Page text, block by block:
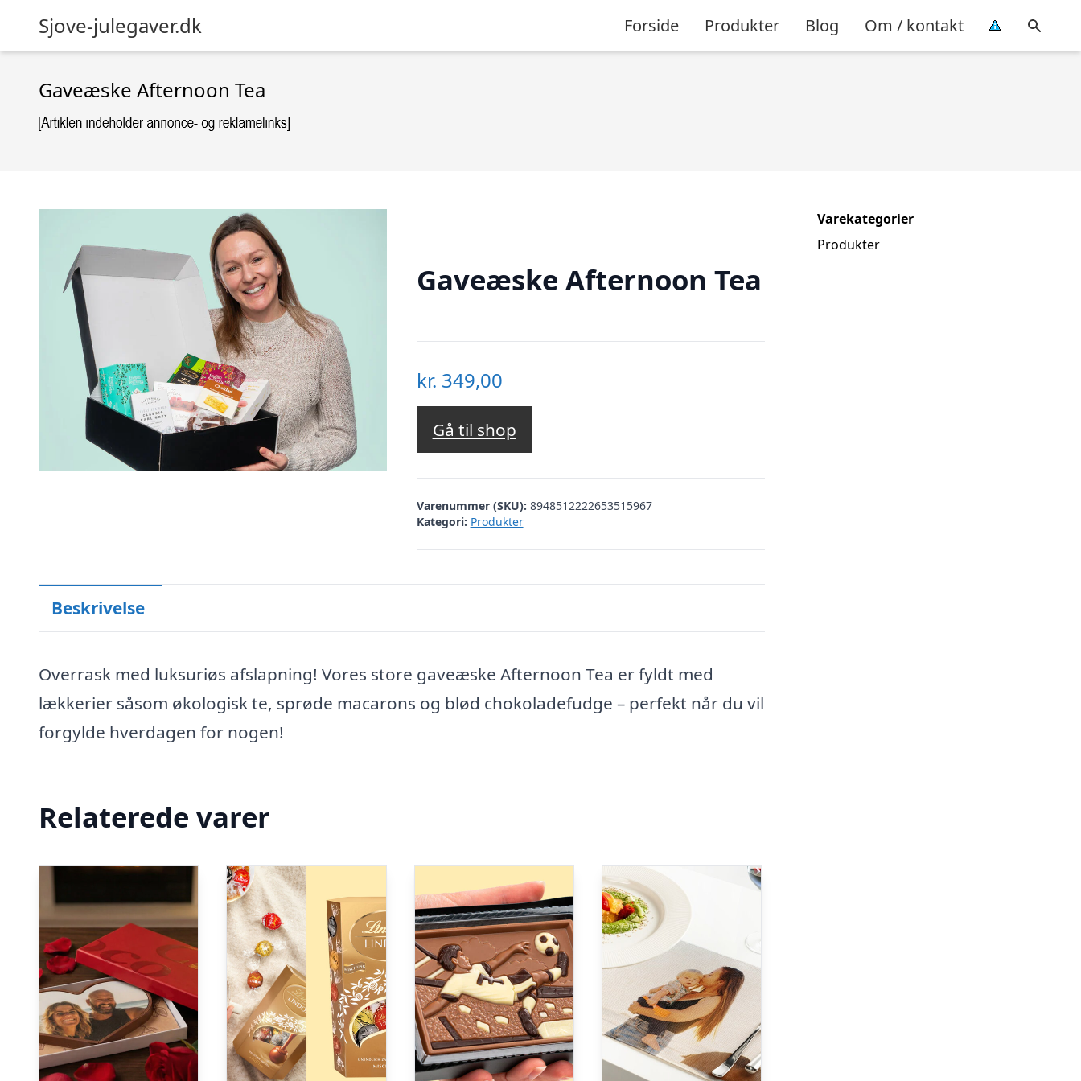
Sjove-julegaver.dk Forside Produkter Blog Om / kontakt
Gaveæske Afternoon Tea
Gaveæske Afternoon Tea
kr. 349,00
Gå til shop
Varenummer (SKU): 8948512222653515967
Kategori: Produkter
Beskrivelse
Overrask med luksuriøs afslapning! Vores store gaveæske Afternoon Tea er fyldt med
lækkerier såsom økologisk te, sprøde macarons og blød chokoladefudge – perfekt når du vil
forgylde hverdagen for nogen!
Relaterede varer
Varekategorier
Produkter